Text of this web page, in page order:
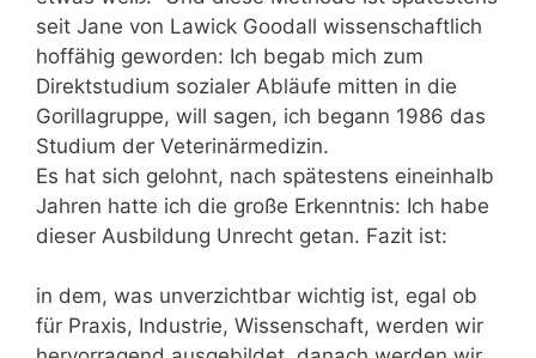
seit Jane von Lawick Goodall wissenschaftlich
hoffähig geworden: Ich begab mich zum
Direktstudium sozialer Abläufe mitten in die
Gorillagruppe, will sagen, ich begann 1986 das
Studium der Veterinärmedizin.
Es hat sich gelohnt, nach spätestens eineinhalb
Jahren hatte ich die große Erkenntnis: Ich habe
dieser Ausbildung Unrecht getan. Fazit ist:
in dem, was unverzichtbar wichtig ist, egal ob
für Praxis, Industrie, Wissenschaft, werden wir